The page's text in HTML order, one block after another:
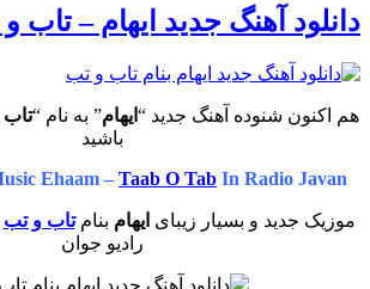
آهنگ جدید ایهام – تاب و تب
شنوده آهنگ جدید “ایهام” به نام “تاب و تب” از
New Music Ehaam –Taab O TabIn Radio
و بسیار زیبایایهامبنام تاب و تببا
رادیو جوان